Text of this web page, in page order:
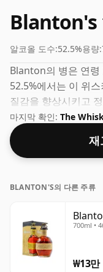
Blanton's
알코올 도수:52.5%용량:
Blanton의 병은 연령
52.5%에서는 이 위
질감을 향상시키고
마지막 확인: The
재
BLANTON'S의 다른 주류
700ml •
₩13만